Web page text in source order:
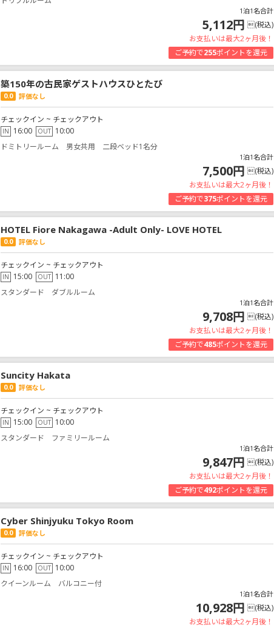
1泊1名合計
5,112円 (税込)
お支払いは最大2ヶ月後！
ご予約で255ポイントを還元
築150年の古民家ゲストハウスひとたび
0.0 評価なし
チェックイン ~ チェックアウト
IN 16:00 OUT 10:00
ドミトリールーム 男女共用 二段ベッド1名分
1泊1名合計
7,500円 (税込)
お支払いは最大2ヶ月後！
ご予約で375ポイントを還元
HOTEL Fiore Nakagawa -Adult Only- LOVE HOTEL
0.0 評価なし
チェックイン ~ チェックアウト
IN 15:00 OUT 11:00
スタンダード ダブルルーム
1泊1名合計
9,708円 (税込)
お支払いは最大2ヶ月後！
ご予約で485ポイントを還元
Suncity Hakata
0.0 評価なし
チェックイン ~ チェックアウト
IN 15:00 OUT 10:00
スタンダード ファミリールーム
1泊1名合計
9,847円 (税込)
お支払いは最大2ヶ月後！
ご予約で492ポイントを還元
Cyber Shinjyuku Tokyo Room
0.0 評価なし
チェックイン ~ チェックアウト
IN 16:00 OUT 10:00
クイーンルーム バルコニー付
1泊1名合計
10,928円 (税込)
お支払いは最大2ヶ月後！